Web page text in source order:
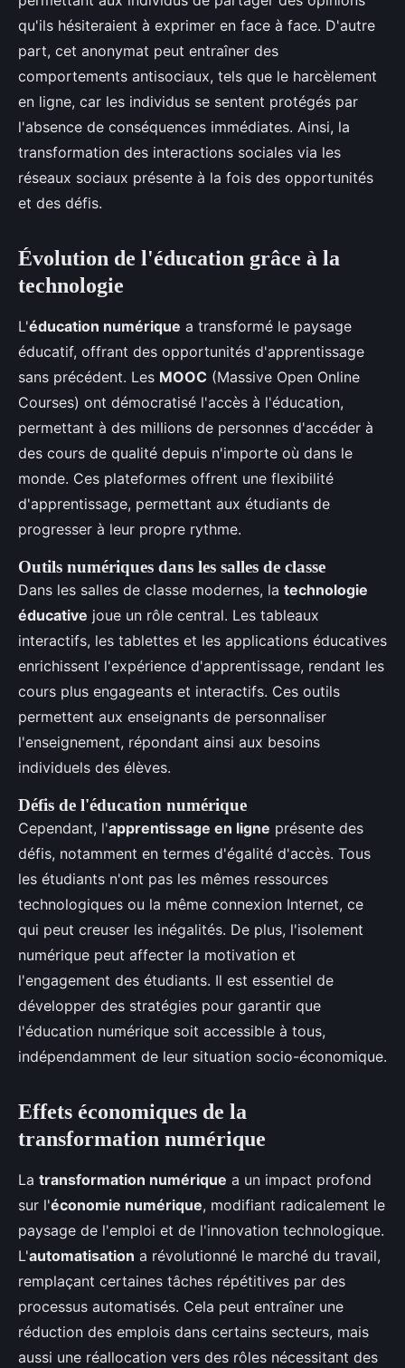
qu'ils hésiteraient à exprimer en face à face. D'autre
part, cet anonymat peut entraîner des
comportements antisociaux, tels que le harcèlement
en ligne, car les individus se sentent protégés par
l'absence de conséquences immédiates. Ainsi, la
transformation des interactions sociales via les
réseaux sociaux présente à la fois des opportunités
et des défis.
Évolution de l'éducation grâce à la
technologie
L'éducation numérique a transformé le paysage
éducatif, offrant des opportunités d'apprentissage
sans précédent. Les MOOC (Massive Open Online
Courses) ont démocratisé l'accès à l'éducation,
permettant à des millions de personnes d'accéder à
des cours de qualité depuis n'importe où dans le
monde. Ces plateformes offrent une flexibilité
d'apprentissage, permettant aux étudiants de
progresser à leur propre rythme.
Outils numériques dans les salles de classe
Dans les salles de classe modernes, la technologie
éducative joue un rôle central. Les tableaux
interactifs, les tablettes et les applications éducatives
enrichissent l'expérience d'apprentissage, rendant les
cours plus engageants et interactifs. Ces outils
permettent aux enseignants de personnaliser
l'enseignement, répondant ainsi aux besoins
individuels des élèves.
Défis de l'éducation numérique
Cependant, l'apprentissage en ligne présente des
défis, notamment en termes d'égalité d'accès. Tous
les étudiants n'ont pas les mêmes ressources
technologiques ou la même connexion Internet, ce
qui peut creuser les inégalités. De plus, l'isolement
numérique peut affecter la motivation et
l'engagement des étudiants. Il est essentiel de
développer des stratégies pour garantir que
l'éducation numérique soit accessible à tous,
indépendamment de leur situation socio-économique.
Effets économiques de la
transformation numérique
La transformation numérique a un impact profond
sur l'économie numérique, modifiant radicalement le
paysage de l'emploi et de l'innovation technologique.
L'automatisation a révolutionné le marché du travail,
remplaçant certaines tâches répétitives par des
processus automatisés. Cela peut entraîner une
réduction des emplois dans certains secteurs, mais
aussi une réallocation vers des rôles nécessitant des